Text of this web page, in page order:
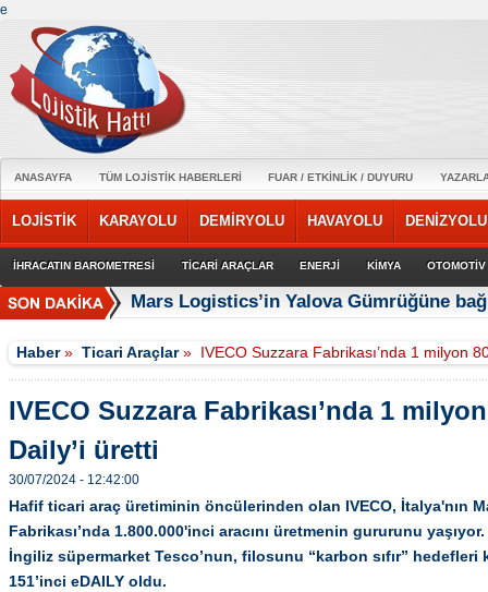
e
ANASAYFA TÜM LOJİSTİK HABERLERİ FUAR / ETKİNLİK / DUYURU
LOJİSTİK KARAYOLU DEMİRYOLU HAVAYOLU DENİZYOLU
İHRACATIN BAROMETRESİ TİCARİ ARAÇLAR ENERJİ KİMYA OTOMOTİV
Mars Logistics’in Yalova Gümrüğüne
Haber»Ticari Araçlar» IVECO Suzzara Fabrikası’nda 1 milyon
IVECO Suzzara Fabrikası’nda 1
Daily’i üretti
30/07/2024 - 12:42:00
Hafif ticari araç üretiminin öncülerinden olan IVECO, İtalya'nın
Fabrikası’nda 1.800.000'inci aracını üretmenin gururunu
İngiliz süpermarket Tesco’nun, filosunu “karbon sıfır” hedefleri
151’inci eDAILY oldu.